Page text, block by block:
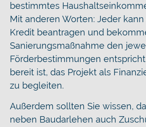
bestimmtes
Mit anderen Worten: Jeder
Kredit beantragen und
Sanierungsmaßnahme den
Förderbestimmungen
bereit ist, das Projekt als
zu begleiten.
Außerdem sollten Sie wissen,
neben Baudarlehen auch